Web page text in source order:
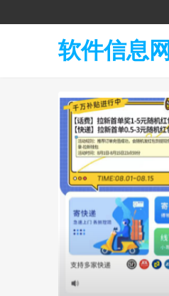
软件信息网